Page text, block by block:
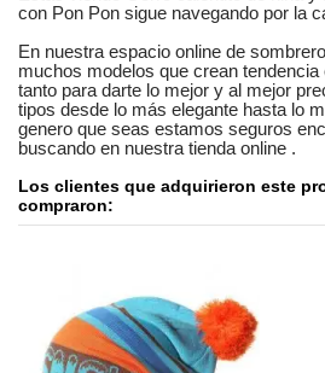
con Pon Pon sigue navegando por la
En nuestraespacio online de
muchos modelos que crean
tanto para darte lo mejor y al mejor
tipos desde lo más elegante hasta lo
genero que seas estamos seguros
buscando en nuestra tienda online .
Los clientes que adquirieron este
compraron: